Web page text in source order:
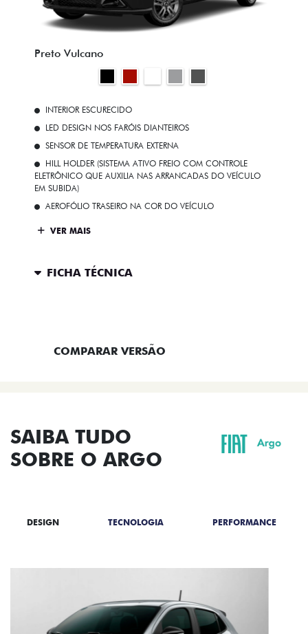
Preto Vulcano
INTERIOR ESCURECIDO
LED DESIGN NOS FARÓIS DIANTEIROS
SENSOR DE TEMPERATURA EXTERNA
HILL HOLDER (SISTEMA ATIVO FREIO COM CONTROLE
ELETRÔNICO QUE AUXILIA NAS ARRANCADAS DO VEÍCULO
EM SUBIDA)
AEROFÓLIO TRASEIRO NA COR DO VEÍCULO
VER MAIS
FICHA TÉCNICA
COMPARAR VERSÃO
SAIBA TUDO
SOBRE O ARGO
DESIGN TECNOLOGIA PERFORMANCE